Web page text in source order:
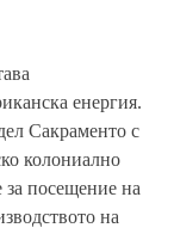
енергия.
Сакраменто с
колониално
за посещение на
на